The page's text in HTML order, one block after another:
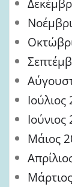
Μάιος